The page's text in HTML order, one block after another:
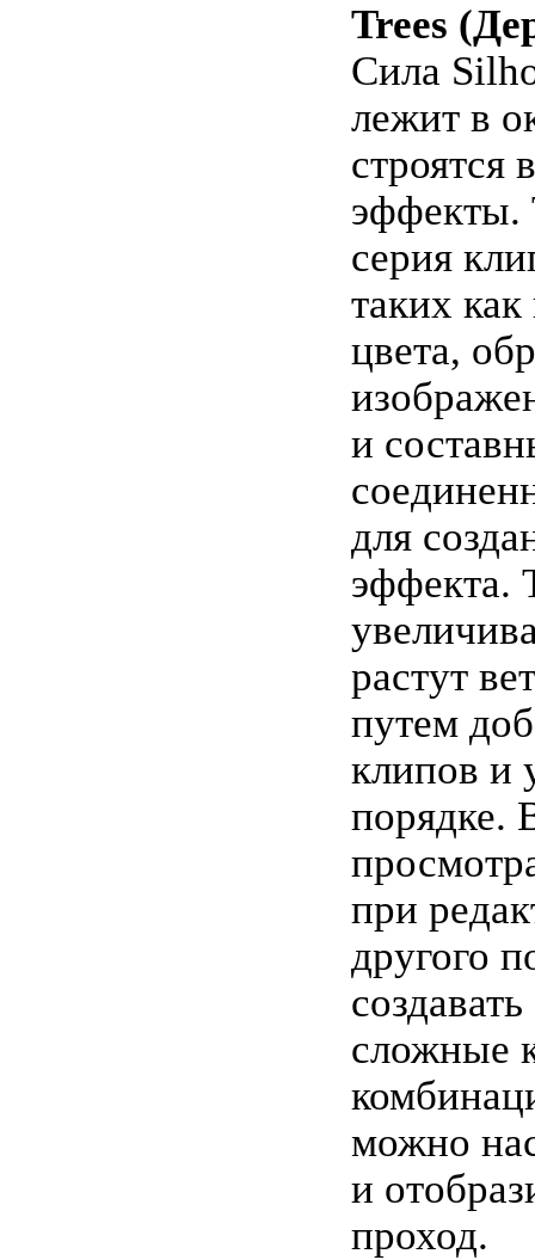
Trees
Сила
лежит в
строятся
эффекты.
серия
таких
цвета,
и
для
эффекта.
растут
путем
клипов и
порядке.
при
другого
сложные
можно
и
проход.